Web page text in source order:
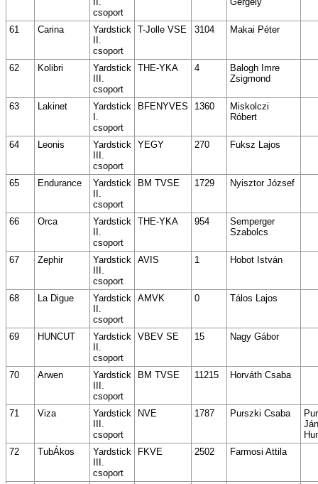
csoport
61 Carina
Yardstick
II.
csoport
T-Jolle VSE 3104 Makai Péter
62 Kolibri
Yardstick
III.
csoport
THE-YKA 4
Balogh Imre
Zsigmond
63 Lakinet
Yardstick
I.
csoport
BFENYVES 1360
Miskolczi
Róbert
64 Leonis
Yardstick
III.
csoport
YEGY 270 Fuksz Lajos
65 Endurance
Yardstick
II.
csoport
BM TVSE 1729 Nyisztor József
66 Orca
Yardstick
II.
csoport
THE-YKA 954
Semperger
Szabolcs
67 Zephir
Yardstick
III.
csoport
AVIS 1 Hobot István
68 La Digue
Yardstick
II.
csoport
AMVK 0 Tálos Lajos
69 HUNCUT
Yardstick
II.
csoport
VBEV SE 15 Nagy Gábor
70 Arwen
Yardstick
III.
csoport
BM TVSE 11215 Horváth Csaba
71 Viza
Yardstick
III.
csoport
NVE 1787 Purszki Csaba
72
TubÁkos
Yardstick
III.
csoport
FKVE 2502 Farmosi Attila